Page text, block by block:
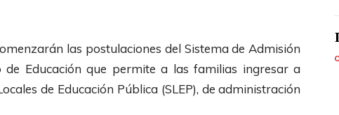
las postulaciones del Sistema de Admisión
de Educación que permite a las familias ingresar a
de Educación Pública (SLEP), de administración